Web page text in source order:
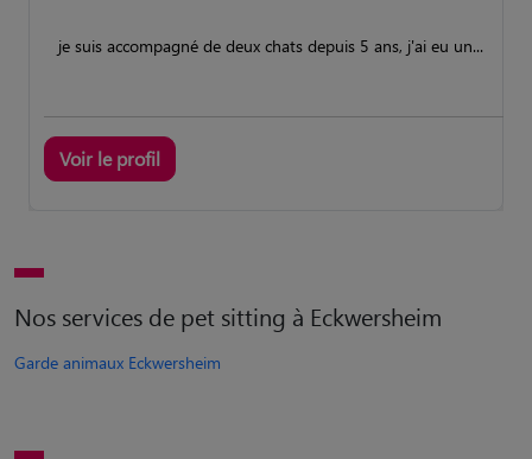
je suis accompagné de deux chats depuis 5 ans, j'ai eu un...
Voir le profil
Nos services de pet sitting à Eckwersheim
Garde animaux Eckwersheim